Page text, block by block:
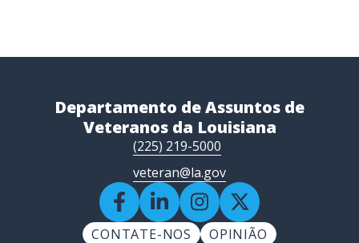
Departamento de Assuntos de
Veteranos da Louisiana
(225) 219-5000
veteran@la.gov
CONTATE-NOS OPINIÃO